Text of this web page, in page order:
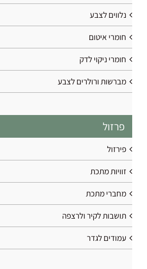
נלווים לצבע
חומרי איטום
חומרי ניקוי לדק
מברשות ורולרים לצבע
פרזול
פירזול
זוויות מתכת
מחברי מתכת
תושבות לקיר ולרצפה
עמודים לגדר